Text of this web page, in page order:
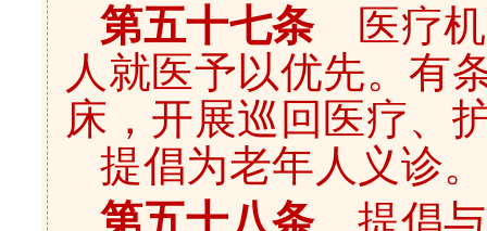
第五十七条
医疗
人就医予以优先。有
床，开展巡回医疗、
提倡为老年人义诊。
第五十八条提倡与